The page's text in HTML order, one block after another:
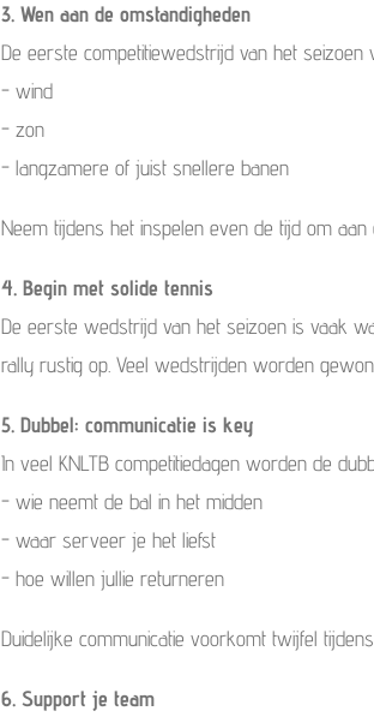
3. Wen aan de omstandigheden
De eerste competitiewedstrijd van het
- wind
- zon
- langzamere of juist snellere banen
Neem tijdens het inspelen even de tijd om
4. Begin met solide tennis
De eerste wedstrijd van het seizoen is vaak
rally rustig op. Veel wedstrijden worden
5. Dubbel: communicatie is key
In veel KNLTB competitiedagen worden de
- wie neemt de bal in het midden
- waar serveer je het liefst
- hoe willen jullie returneren
Duidelijke communicatie voorkomt twijfel
6. Support je team